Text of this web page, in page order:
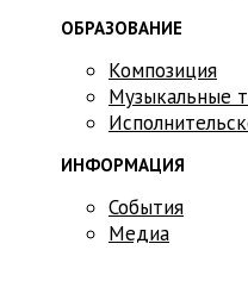
ОБРАЗОВАНИЕ
Композиция
Музыкальные
ИНФОРМАЦИЯ
События
Медиа